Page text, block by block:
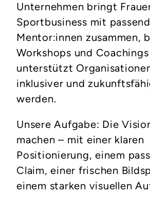
Unternehmen bringt
Sportbusiness mit
Mentor:innen zusammen,
Workshops und
unterstützt
inklusiver und
werden.
Unsere Aufgabe: Die
machen – mit einer klaren
Positionierung, einem
Claim, einer frischen
einem starken visuellen